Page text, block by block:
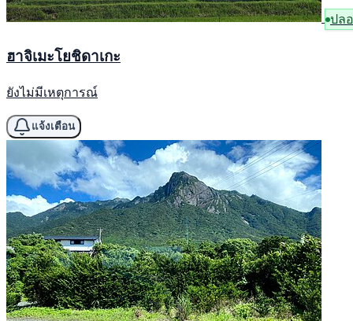
ปล
ฮาจิเมะโยชิดาเกะ
ยังไม่มีเหตุการณ์
แจ้งเตือน